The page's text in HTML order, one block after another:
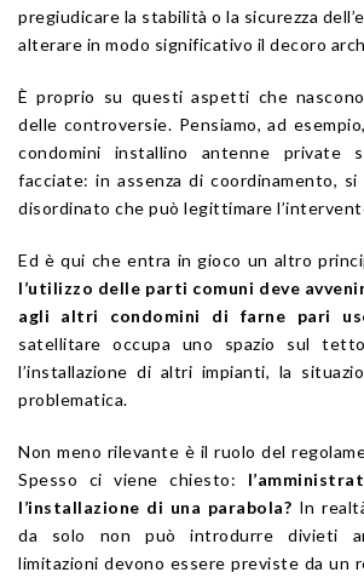
pregiudicare la stabilità o la sicurezza
alterare in modo significativo il decoro
È proprio su questi aspetti che
delle controversie. Pensiamo, ad
condomini installino antenne
facciate: in assenza di coordinamento,
disordinato che può legittimare
Ed è qui che entra in gioco un altro
l’utilizzo delle parti comuni deve
agli altri condomini di farne pari
satellitare occupa uno spazio sul
l’installazione di altri impianti, la
problematica.
Non meno rilevante è il ruolo del
Spesso ci viene chiesto:
l’installazione di una parabola? In
da solo non può introdurre divieti
limitazioni devono essere previste da un